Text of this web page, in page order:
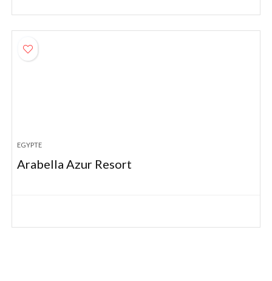
EGYPTE
Arabella Azur Resort